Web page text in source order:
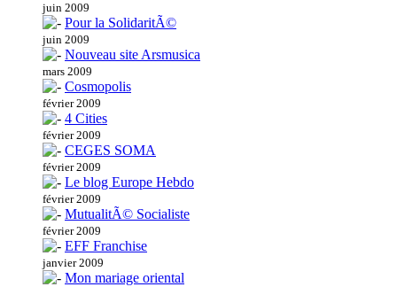
juin 2009
Pour la SolidaritÃ©
juin 2009
Nouveau site Arsmusica
mars 2009
Cosmopolis
février 2009
4 Cities
février 2009
CEGES SOMA
février 2009
Le blog Europe Hebdo
février 2009
MutualitÃ© Socialiste
février 2009
EFF Franchise
janvier 2009
Mon mariage oriental